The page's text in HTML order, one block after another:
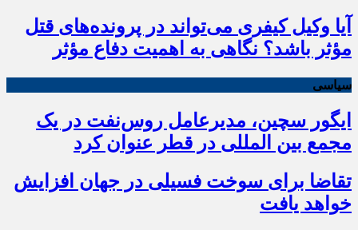
آیا وکیل کیفری می‌تواند در پرونده‌های قتل
مؤثر باشد؟ نگاهی به اهمیت دفاع مؤثر
سیاسی
ایگور سچین، مدیرعامل روس‌نفت در یک
مجمع بین المللی در قطر عنوان کرد
تقاضا برای سوخت فسیلی در جهان افزایش
خواهد یافت